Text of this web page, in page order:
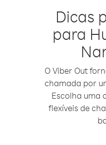
Dicas
para
O Viber Out
chamada por
Escolha uma
flexíveis de